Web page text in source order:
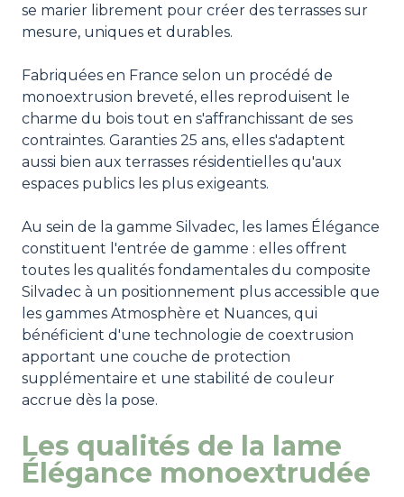
se marier librement pour créer des terrasses sur
mesure, uniques et durables.
Fabriquées en France selon un procédé de
monoextrusion breveté, elles reproduisent le
charme du bois tout en s'affranchissant de ses
contraintes. Garanties 25 ans, elles s'adaptent
aussi bien aux terrasses résidentielles qu'aux
espaces publics les plus exigeants.
Au sein de la gamme Silvadec, les lames Élégance
constituent l'entrée de gamme : elles offrent
toutes les qualités fondamentales du composite
Silvadec à un positionnement plus accessible que
les gammes Atmosphère et Nuances, qui
bénéficient d'une technologie de coextrusion
apportant une couche de protection
supplémentaire et une stabilité de couleur
accrue dès la pose.
Les qualités de la lame
Élégance monoextrudée